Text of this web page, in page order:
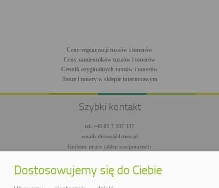
Ceny regeneracji tuszów i tonerów
Ceny zamienników tuszów i tonerów
Cennik oryginalnych tuszów i tonerów
Tusze i tonery w sklepie internetowym
Szybki kontakt
tel. +48 85 7 337 337
email: drtusz@drtusz.pl
Godziny pracy (sklep stacjonarny):
facebook.com/DrTusz
Dostosowujemy się do Ciebie